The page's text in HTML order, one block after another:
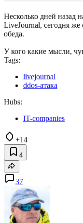
Несколько дней назад
LiveJournal, сегодня же
обеда.
У кого какие мысли,
Tags:
livejournal
ddos-атака
Hubs:
IT-companies
+14
4
37